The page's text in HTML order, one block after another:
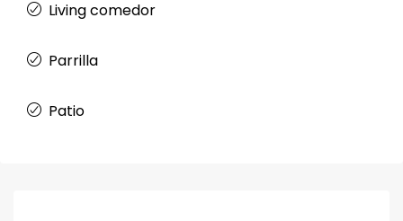
Living comedor
Parrilla
Patio